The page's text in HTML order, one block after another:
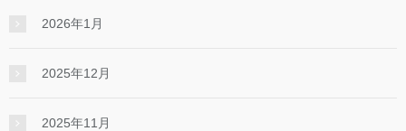
2026年1月
2025年12月
2025年11月